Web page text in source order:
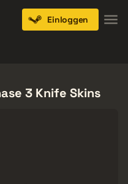
Einloggen
3 Knife Skins